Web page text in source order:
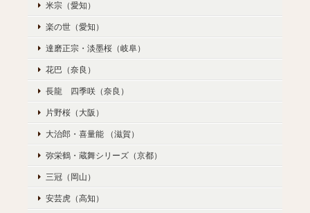
米宗（愛知）
楽の世（愛知）
達磨正宗・淡墨桜（岐阜）
花巴（奈良）
長龍 四季咲（奈良）
片野桜（大阪）
大治郎・喜量能 （滋賀）
弥栄鶴・蔵舞シリーズ（京都）
三冠（岡山）
安芸虎（高知）